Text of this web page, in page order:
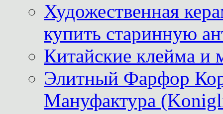
Художественная
купить старинную
Китайские клейма и
Элитный Фарфор
Мануфактура